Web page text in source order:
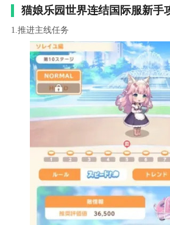
猫娘乐园世界连结国际服新手
1.推进主线任务